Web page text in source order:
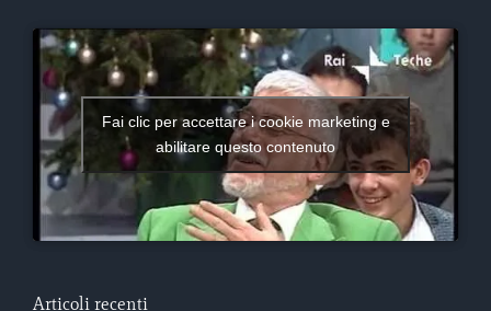
Fai clic per accettare i cookie marketing e
abilitare questo contenuto
Articoli recenti